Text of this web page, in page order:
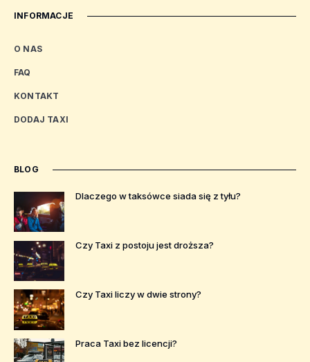
INFORMACJE
O NAS
FAQ
KONTAKT
DODAJ TAXI
BLOG
Dlaczego w taksówce siada się z tyłu?
Czy Taxi z postoju jest droższa?
Czy Taxi liczy w dwie strony?
Praca Taxi bez licencji?